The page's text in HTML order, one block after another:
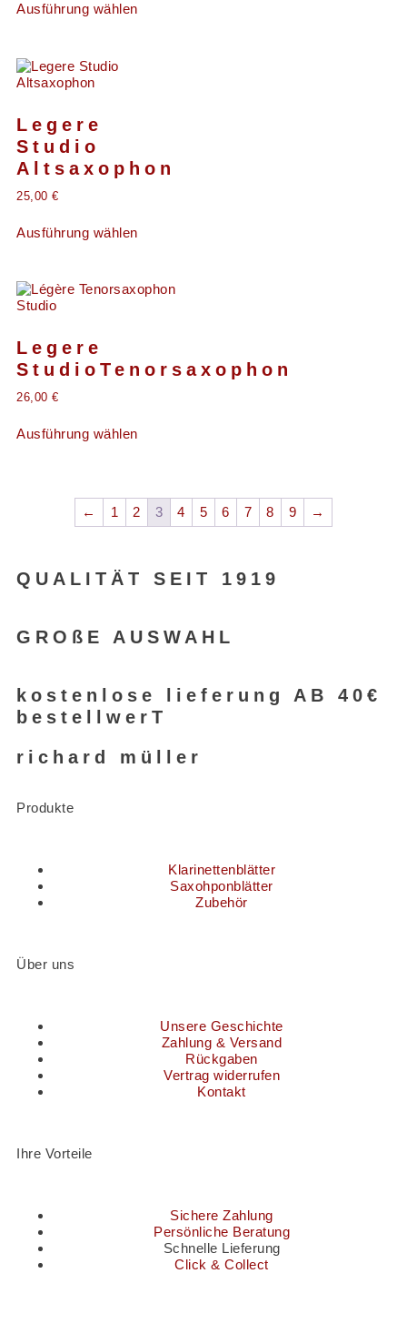
Ausführung wählen
Legere
Studio
Altsaxophon
25,00 €
Ausführung wählen
Legere
StudioTenorsaxophon
26,00 €
Ausführung wählen
← 1 2 3 4 5 6 7 8 9 →
QUALITÄT SEIT 1919
GROßE AUSWAHL
kostenlose lieferung AB 40€
bestellwerT
richard müller
Produkte
Klarinettenblätter
Saxohponblätter
Zubehör
Über uns
Unsere Geschichte
Zahlung & Versand
Rückgaben
Vertrag widerrufen
Kontakt
Ihre Vorteile
Sichere Zahlung
Persönliche Beratung
Schnelle Lieferung
Click & Collect